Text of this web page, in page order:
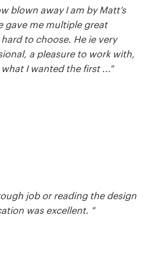
blown away I am by Matt’s
gave me multiple great
to choose. He ie very
a pleasure to work with,
I wanted the first ..."
job or reading the design
was excellent. "